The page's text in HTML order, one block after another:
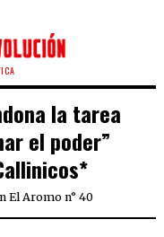
la tarea
el poder”
El Aromo n° 40